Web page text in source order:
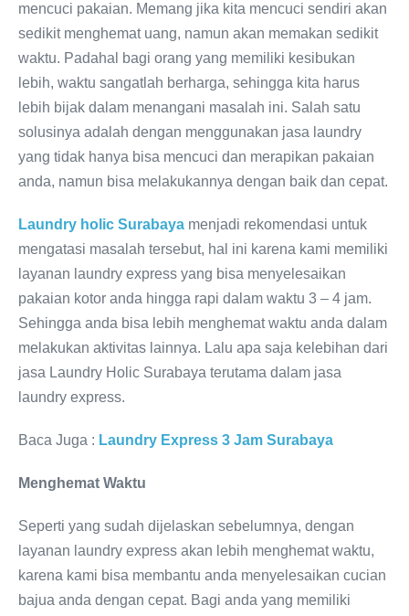
mencuci pakaian. Memang jika kita mencuci sendiri akan
sedikit menghemat uang, namun akan memakan sedikit
waktu. Padahal bagi orang yang memiliki kesibukan
lebih, waktu sangatlah berharga, sehingga kita harus
lebih bijak dalam menangani masalah ini. Salah satu
solusinya adalah dengan menggunakan jasa laundry
yang tidak hanya bisa mencuci dan merapikan pakaian
anda, namun bisa melakukannya dengan baik dan cepat.
Laundry holic Surabaya menjadi rekomendasi untuk
mengatasi masalah tersebut, hal ini karena kami memiliki
layanan laundry express yang bisa menyelesaikan
pakaian kotor anda hingga rapi dalam waktu 3 – 4 jam.
Sehingga anda bisa lebih menghemat waktu anda dalam
melakukan aktivitas lainnya. Lalu apa saja kelebihan dari
jasa Laundry Holic Surabaya terutama dalam jasa
laundry express.
Baca Juga : Laundry Express 3 Jam Surabaya
Menghemat Waktu
Seperti yang sudah dijelaskan sebelumnya, dengan
layanan laundry express akan lebih menghemat waktu,
karena kami bisa membantu anda menyelesaikan cucian
bajua anda dengan cepat. Bagi anda yang memiliki